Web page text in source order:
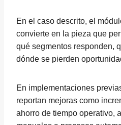
En el caso descrito, el
convierte en la pieza que
qué segmentos responden,
dónde se pierden
En implementaciones
reportan mejoras como
ahorro de tiempo operativo,